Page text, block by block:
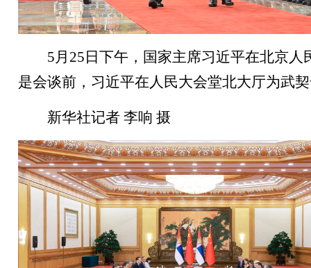
5月25日下午，国家主席习近平在北京
是会谈前，习近平在人民大会堂北大厅为武
新华社记者 李响 摄